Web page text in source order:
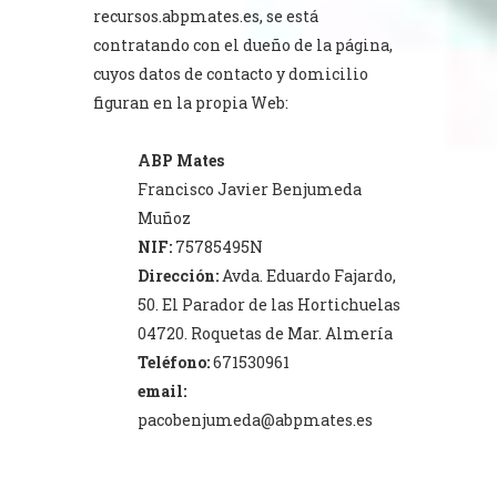
recursos.abpmates.es, se está
contratando con el dueño de la página,
cuyos datos de contacto y domicilio
figuran en la propia Web:
ABP Mates
Francisco Javier Benjumeda
Muñoz
NIF: 75785495N
Dirección:Avda. Eduardo Fajardo,
50. El Parador de las Hortichuelas
04720. Roquetas de Mar. Almería
Teléfono:671530961
email:
pacobenjumeda@abpmates.es